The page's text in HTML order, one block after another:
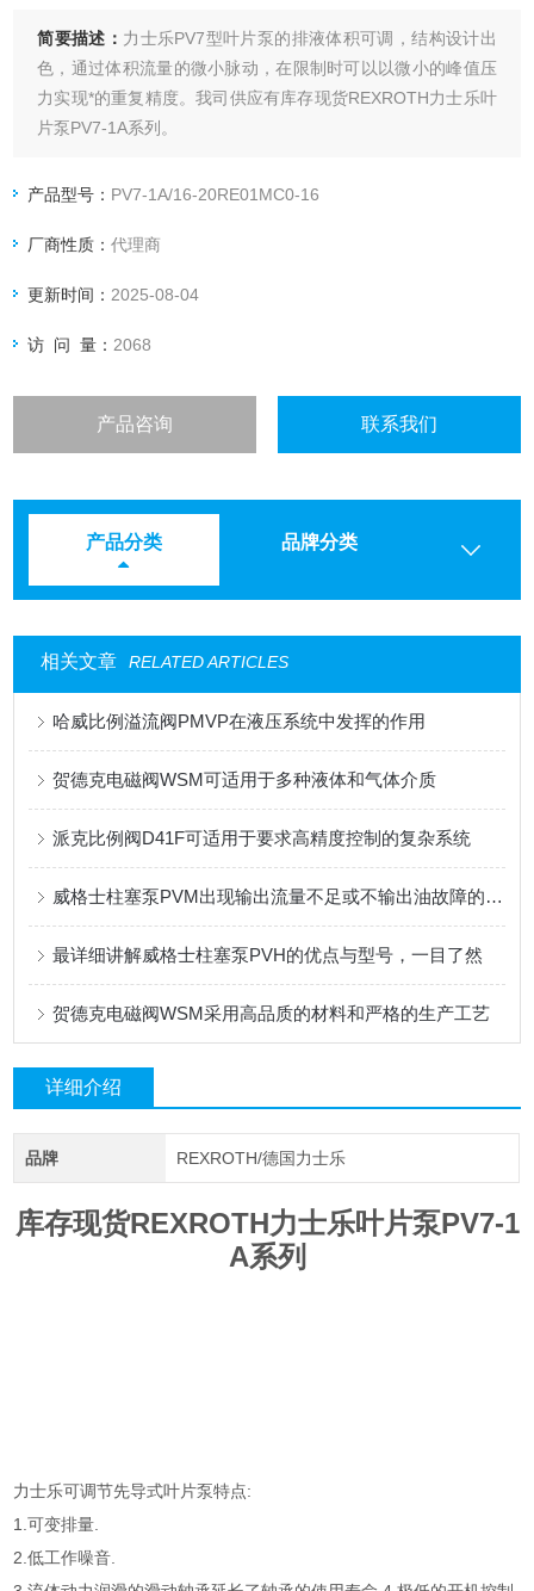
简要描述： 力士乐PV7型叶片泵的排液体积可调，结构设计出
色，通过体积流量的微小脉动，在限制时可以以微小的峰值压
力实现*的重复精度。我司供应有库存现货REXROTH力士乐叶
片泵PV7-1A系列。
产品型号： PV7-1A/16-20RE01MC0-16
厂商性质：代理商
更新时间： 2025-08-04
访 问 量： 2068
产品咨询 联系我们
产品分类 品牌分类
相关文章 RELATED ARTICLES
哈威比例溢流阀PMVP在液压系统中发挥的作用
贺德克电磁阀WSM可适用于多种液体和气体介质
派克比例阀D41F可适用于要求高精度控制的复杂系统
威格士柱塞泵PVM出现输出流量不足或不输出油故障的解决方法
最详细讲解威格士柱塞泵PVH的优点与型号，一目了然
贺德克电磁阀WSM采用高品质的材料和严格的生产工艺
详细介绍
品牌 REXROTH/德国力士乐
库存现货REXROTH力士乐叶片泵PV7-1
A系列
力士乐可调节先导式叶片泵特点:
1.可变排量.
2.低工作噪音.